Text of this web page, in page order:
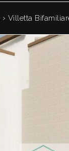
› Villetta